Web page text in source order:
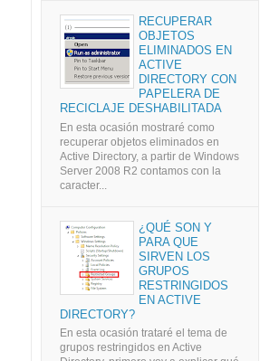
RECUPERAR
OBJETOS
ELIMINADOS EN
ACTIVE
DIRECTORY CON
PAPELERA DE
RECICLAJE DESHABILITADA
En esta ocasión mostraré como
recuperar objetos eliminados en
Active Directory, a partir de Windows
Server 2008 R2 contamos con la
caracter...
¿QUÉ SON Y
PARA QUE
SIRVEN LOS
GRUPOS
RESTRINGIDOS
EN ACTIVE
DIRECTORY?
En esta ocasión trataré el tema de
grupos restringidos en Active